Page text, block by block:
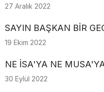
27 Aralık 2022
SAYIN BAŞKAN BİR
19 Ekim 2022
NE İSA'YA NE
30 Eylül 2022